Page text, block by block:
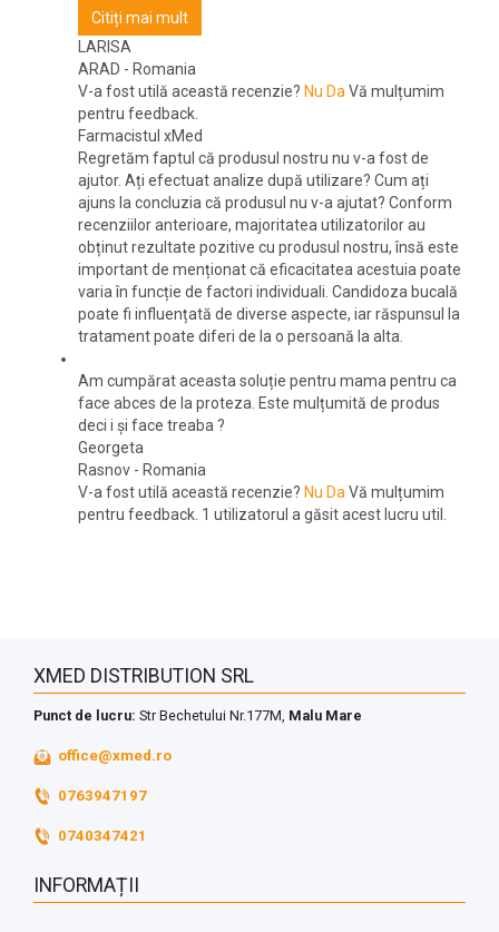
Citiți mai mult
LARISA
ARAD - Romania
V-a fost utilă această recenzie? Nu DaVă mulțumim
pentru feedback.
Farmacistul xMed
Regretăm faptul că produsul nostru nu v-a fost de
ajutor. Ați efectuat analize după utilizare? Cum ați
ajuns la concluzia că produsul nu v-a ajutat? Conform
recenziilor anterioare, majoritatea utilizatorilor au
obținut rezultate pozitive cu produsul nostru, însă este
important de menționat că eficacitatea acestuia poate
varia în funcție de factori individuali. Candidoza bucală
poate fi influențată de diverse aspecte, iar răspunsul la
tratament poate diferi de la o persoană la alta.
Am cumpărat aceasta soluție pentru mama pentru ca
face abces de la proteza. Este mulțumită de produs
deci i și face treaba ?
Georgeta
Rasnov - Romania
V-a fost utilă această recenzie? Nu DaVă mulțumim
pentru feedback. 1 utilizatorul a găsit acest lucru util.
XMED DISTRIBUTION SRL
Punct de lucru: Str Bechetului Nr.177M, Malu Mare
office@xmed.ro
0763947197
0740347421
INFORMAȚII